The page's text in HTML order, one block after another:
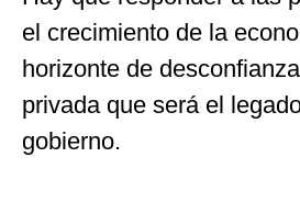
el crecimiento de la
horizonte de
privada que será el
gobierno.